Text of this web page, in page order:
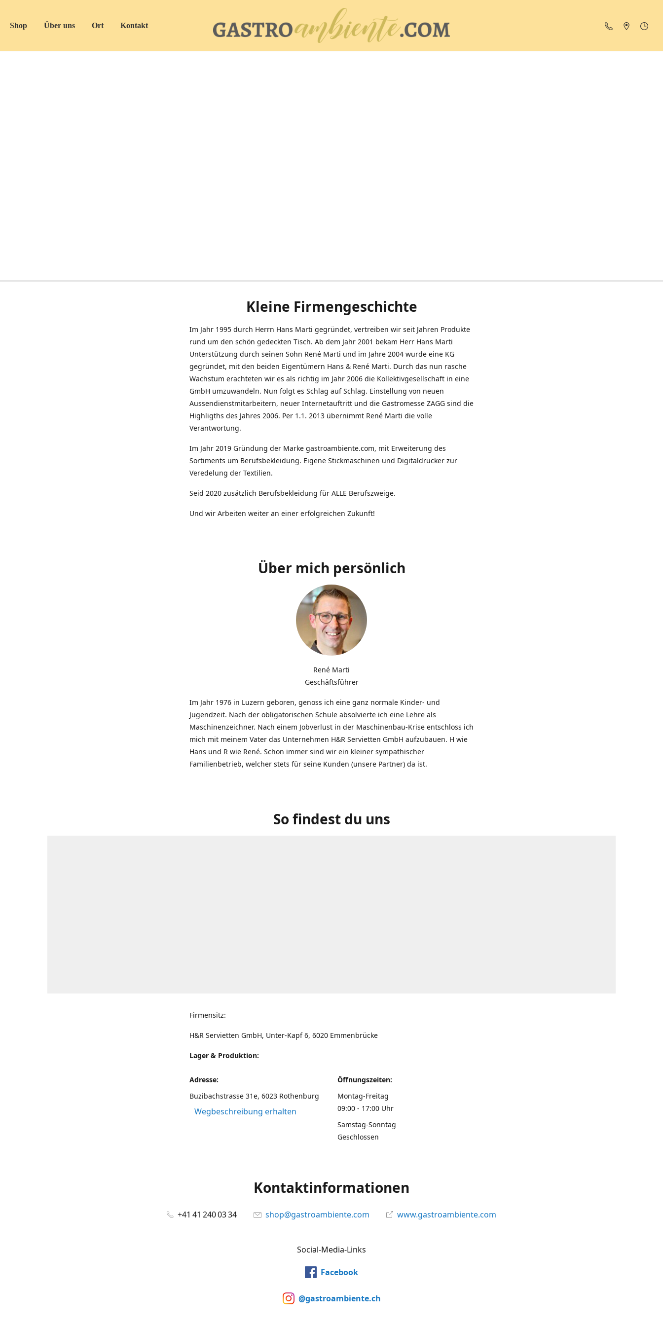
Shop Über uns Ort Kontakt
Kleine Firmengeschichte
Im Jahr 1995 durch Herrn Hans Marti gegründet, vertreiben wir seit Jahren Produkte
rund um den schön gedeckten Tisch. Ab dem Jahr 2001 bekam Herr Hans Marti
Unterstützung durch seinen Sohn René Marti und im Jahre 2004 wurde eine KG
gegründet, mit den beiden Eigentümern Hans & René Marti. Durch das nun rasche
Wachstum erachteten wir es als richtig im Jahr 2006 die Kollektivgesellschaft in eine
GmbH umzuwandeln. Nun folgt es Schlag auf Schlag. Einstellung von neuen
Aussendienstmitarbeitern, neuer Internetauftritt und die Gastromesse ZAGG sind die
Highligths des Jahres 2006. Per 1.1. 2013 übernimmt René Marti die volle
Verantwortung.
Im Jahr 2019 Gründung der Marke gastroambiente.com, mit Erweiterung des
Sortiments um Berufsbekleidung. Eigene Stickmaschinen und Digitaldrucker zur
Veredelung der Textilien.
Seid 2020 zusätzlich Berufsbekleidung für ALLE Berufszweige.
Und wir Arbeiten weiter an einer erfolgreichen Zukunft!
Über mich persönlich
René Marti
Geschäftsführer
Im Jahr 1976 in Luzern geboren, genoss ich eine ganz normale Kinder- und
Jugendzeit. Nach der obligatorischen Schule absolvierte ich eine Lehre als
Maschinenzeichner. Nach einem Jobverlust in der Maschinenbau-Krise entschloss ich
mich mit meinem Vater das Unternehmen H&R Servietten GmbH aufzubauen. H wie
Hans und R wie René. Schon immer sind wir ein kleiner sympathischer
Familienbetrieb, welcher stets für seine Kunden (unsere Partner) da ist.
So findest du uns
Firmensitz:
H&R Servietten GmbH, Unter-Kapf 6, 6020 Emmenbrücke
Lager & Produktion:
Adresse:
Buzibachstrasse 31e, 6023 Rothenburg
Wegbeschreibung erhalten
Öffnungszeiten:
Montag-Freitag
09:00 - 17:00 Uhr
Samstag-Sonntag
Geschlossen
Kontaktinformationen
+41 41 240 03 34 shop@gastroambiente.com www.gastroambiente.com
Social-Media-Links
Facebook
@gastroambiente.ch